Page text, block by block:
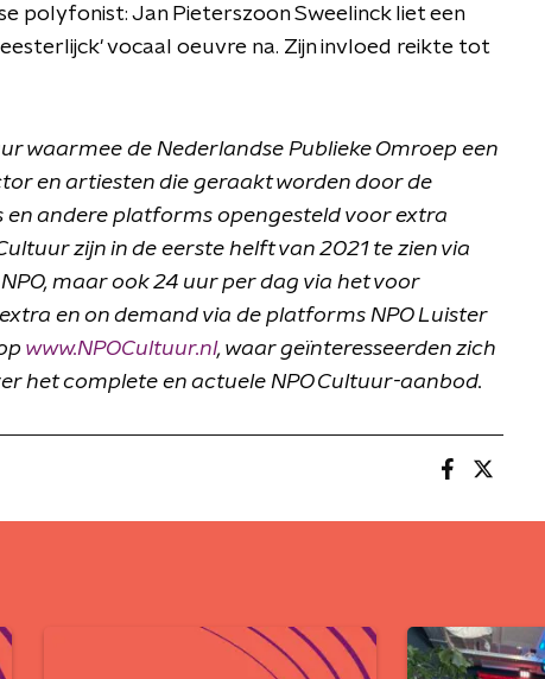
polyfonist: Jan Pieterszoon Sweelinck liet een
vocaal oeuvre na. Zijn invloed reikte tot
waarmee de Nederlandse Publieke Omroep een
en artiesten die geraakt worden door de
andere platforms opengesteld voor extra
zijn in de eerste helft van 2021 te zien via
maar ook 24 uur per dag via het voor
en on demand via de platforms NPO Luister
www.NPOCultuur.nl, waar geïnteresseerden zich
het complete en actuele NPO Cultuur-aanbod.